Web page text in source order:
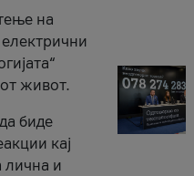
на
живот.
биде
кај
лична и